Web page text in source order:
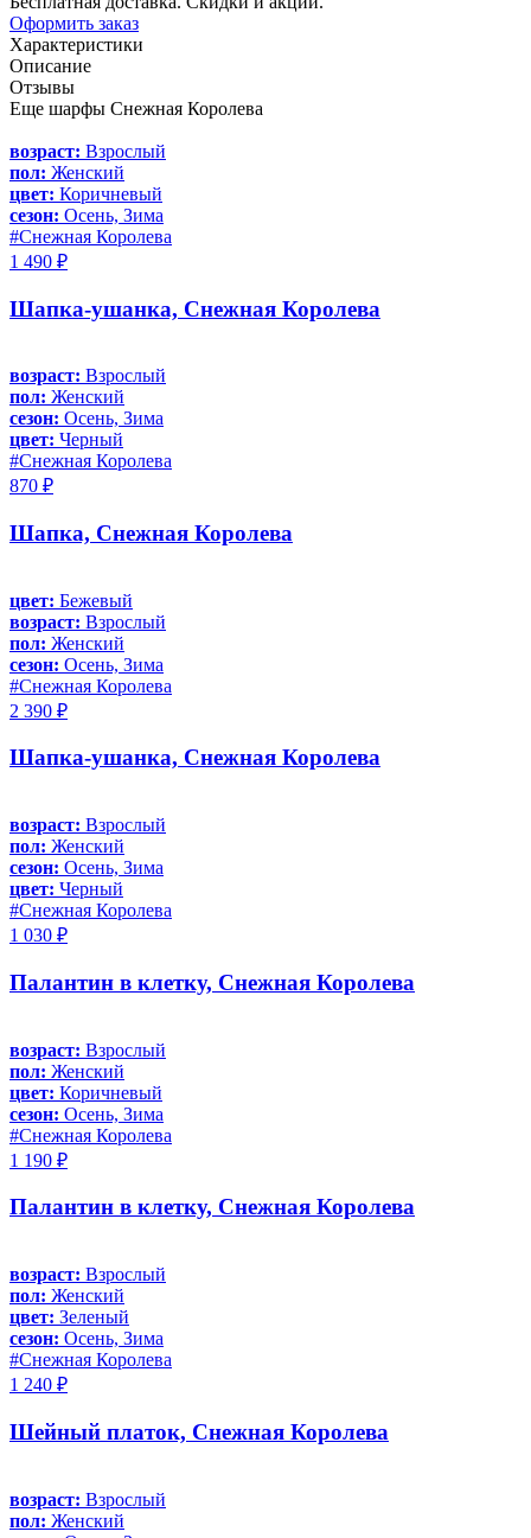
Оформить заказ
Характеристики
Описание
Отзывы
Еще шарфы Снежная Королева
возраст: Взрослый
пол: Женский
цвет: Коричневый
сезон: Осень, Зима
#Снежная Королева
1 490 ₽
Шапка-ушанка, Снежная Королева
возраст: Взрослый
пол: Женский
сезон: Осень, Зима
цвет: Черный
#Снежная Королева
870 ₽
Шапка, Снежная Королева
цвет: Бежевый
возраст: Взрослый
пол: Женский
сезон: Осень, Зима
#Снежная Королева
2 390 ₽
Шапка-ушанка, Снежная Королева
возраст: Взрослый
пол: Женский
сезон: Осень, Зима
цвет: Черный
#Снежная Королева
1 030 ₽
Палантин в клетку, Снежная Королева
возраст: Взрослый
пол: Женский
цвет: Коричневый
сезон: Осень, Зима
#Снежная Королева
1 190 ₽
Палантин в клетку, Снежная Королева
возраст: Взрослый
пол: Женский
цвет: Зеленый
сезон: Осень, Зима
#Снежная Королева
1 240 ₽
Шейный платок, Снежная Королева
возраст: Взрослый
пол: Женский